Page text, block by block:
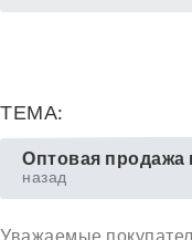
ТЕМА:
Оптовая продажа
назад
Уважаемые